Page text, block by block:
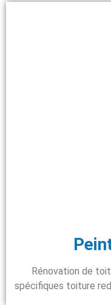
Rénovation de
spécifiques toiture